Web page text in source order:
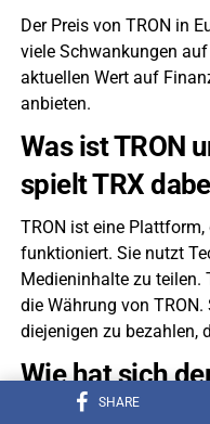
SHARE
Der Preis von TRON in
viele Schwankungen
aktuellen Wert auf
anbieten.
Was ist TRON
spielt TRX
TRON ist eine
funktioniert. Sie nutzt
Medieninhalte zu teilen.
die Währung von
diejenigen zu bezahlen,
Wie hat sich